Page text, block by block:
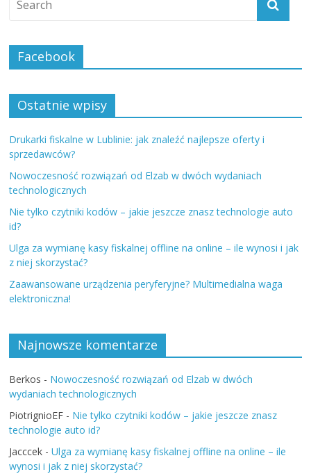
Facebook
Ostatnie wpisy
Drukarki fiskalne w Lublinie: jak znaleźć najlepsze oferty i
sprzedawców?
Nowoczesność rozwiązań od Elzab w dwóch wydaniach
technologicznych
Nie tylko czytniki kodów – jakie jeszcze znasz technologie auto
id?
Ulga za wymianę kasy fiskalnej offline na online – ile wynosi i jak
z niej skorzystać?
Zaawansowane urządzenia peryferyjne? Multimedialna waga
elektroniczna!
Najnowsze komentarze
Berkos - Nowoczesność rozwiązań od Elzab w dwóch
wydaniach technologicznych
PiotrignioEF - Nie tylko czytniki kodów – jakie jeszcze znasz
technologie auto id?
Jacccek -Ulga za wymianę kasy fiskalnej offline na online – ile
wynosi i jak z niej skorzystać?